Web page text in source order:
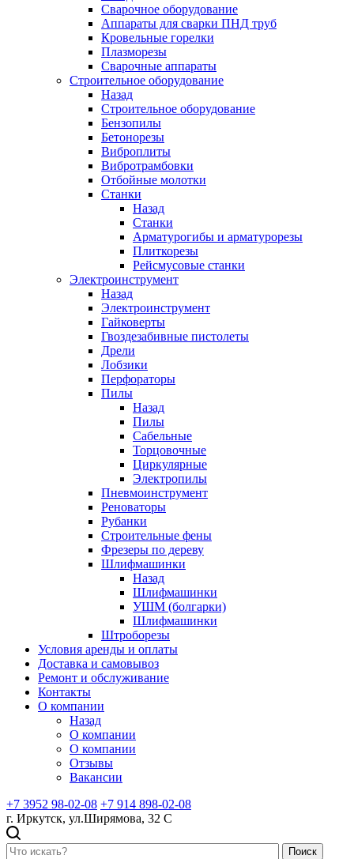
Сварочное оборудование
Аппараты для сварки ПНД труб
Кровельные горелки
Плазморезы
Сварочные аппараты
Строительное оборудование
Назад
Строительное оборудование
Бензопилы
Бетонорезы
Виброплиты
Вибротрамбовки
Отбойные молотки
Станки
Назад
Станки
Арматурогибы и арматурорезы
Плиткорезы
Рейсмусовые станки
Электроинструмент
Назад
Электроинструмент
Гайковерты
Гвоздезабивные пистолеты
Дрели
Лобзики
Перфораторы
Пилы
Назад
Пилы
Сабельные
Торцовочные
Циркулярные
Электропилы
Пневмоинструмент
Реноваторы
Рубанки
Строительные фены
Фрезеры по дереву
Шлифмашинки
Назад
Шлифмашинки
УШМ (болгарки)
Шлифмашинки
Штроборезы
Условия аренды и оплаты
Доставка и самовывоз
Ремонт и обслуживание
Контакты
О компании
Назад
О компании
О компании
Отзывы
Вакансии
+7 3952 98-02-08 +7 914 898-02-08
г. Иркутск, ул.Ширямова, 32 С
Поиск